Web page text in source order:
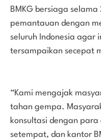
BMKG bersiaga
pemantauan dengan
seluruh Indonesia agar
tersampaikan secepat
“Kami mengajak
tahan gempa.
konsultasi dengan
setempat, dan kantor